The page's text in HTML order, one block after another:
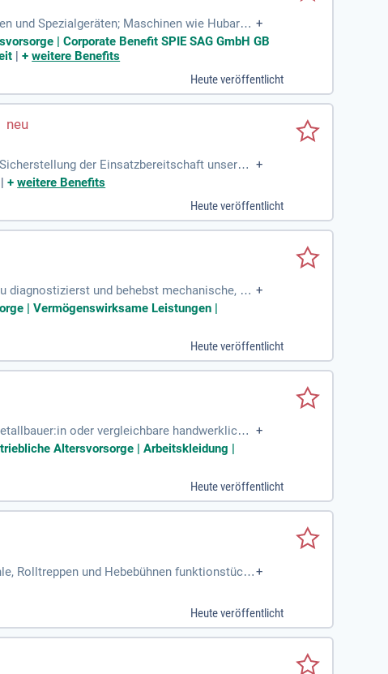
und Spezialgeräten; Maschinen wie Hubarbe
die sichere und pünktliche
+
| Corporate Benefit SPIE SAG GmbH GB
|+weitere Benefits
Heute veröffentlicht
der Einsatzbereitschaft unserer
Organisation und
+
|+weitere Benefits
Heute veröffentlicht
diagnostizierst und behebst mechanische, el
durch,
+
| Vermögenswirksame Leistungen |
Heute veröffentlicht
oder vergleichbare handwerkliche
auf Leitern und Hebebühnen
+
Altersvorsorge | Arbeitskleidung |
Heute veröffentlicht
Rolltreppen und Hebebühnen funktionstücht+
Heute veröffentlicht